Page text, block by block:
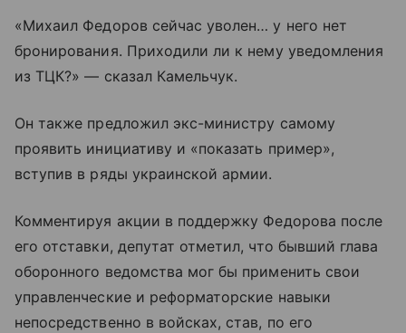
«Михаил Федоров сейчас уволен… у него нет
бронирования. Приходили ли к нему уведомления
из ТЦК?» — сказал Камельчук.
Он также предложил экс-министру самому
проявить инициативу и «показать пример»,
вступив в ряды украинской армии.
Комментируя акции в поддержку Федорова после
его отставки, депутат отметил, что бывший глава
оборонного ведомства мог бы применить свои
управленческие и реформаторские навыки
непосредственно в войсках, став, по его